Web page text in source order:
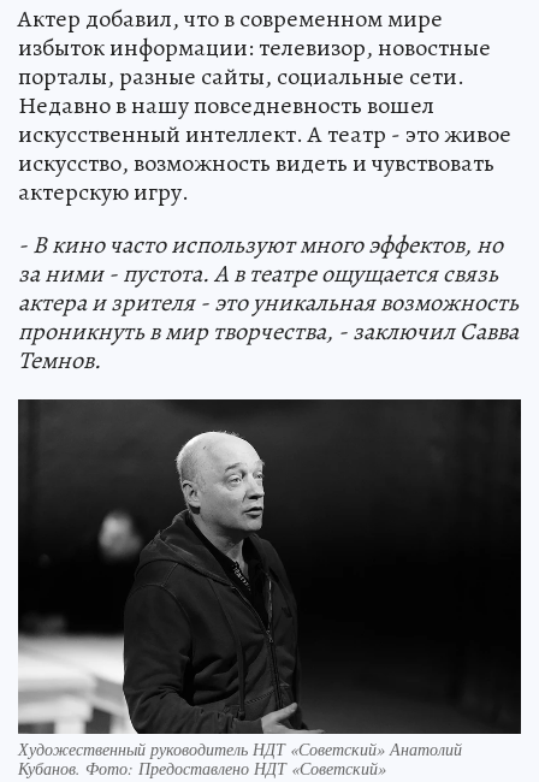
Актер добавил, что в современном мире
избыток информации: телевизор, новостные
порталы, разные сайты, социальные сети.
Недавно в нашу повседневность вошел
искусственный интеллект. А театр - это живое
искусство, возможность видеть и чувствовать
актерскую игру.
- В кино часто используют много эффектов, но
за ними - пустота. А в театре ощущается связь
актера и зрителя - это уникальная возможность
проникнуть в мир творчества, - заключил Савва
Темнов.
Художественный руководитель НДТ «Советский» Анатолий
Кубанов. Фото: Предоставлено НДТ «Советский»